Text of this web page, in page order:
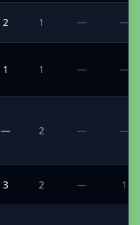
2 1 — —
1 1 — —
— 2 — —
3 2 — 1